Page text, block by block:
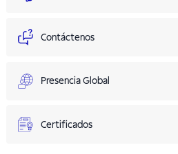
Contáctenos
Presencia Global
Certificados